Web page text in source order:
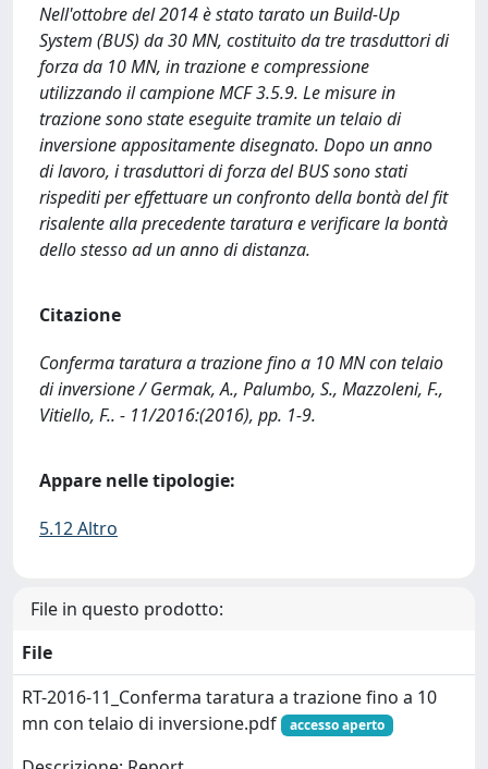
Nell'ottobre del 2014 è stato tarato un Build-Up
System (BUS) da 30 MN, costituito da tre trasduttori di
forza da 10 MN, in trazione e compressione
utilizzando il campione MCF 3.5.9. Le misure in
trazione sono state eseguite tramite un telaio di
inversione appositamente disegnato. Dopo un anno
di lavoro, i trasduttori di forza del BUS sono stati
rispediti per effettuare un confronto della bontà del fit
risalente alla precedente taratura e verificare la bontà
dello stesso ad un anno di distanza.
Citazione
Conferma taratura a trazione fino a 10 MN con telaio
di inversione / Germak, A., Palumbo, S., Mazzoleni, F.,
Vitiello, F.. - 11/2016:(2016), pp. 1-9.
Appare nelle tipologie:
5.12 Altro
File in questo prodotto:
File
RT-2016-11_Conferma taratura a trazione fino a 10
mn con telaio di inversione.pdf
accesso aperto